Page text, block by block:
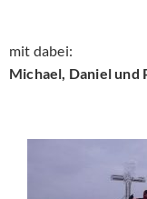
mit dabei:
Michael, Daniel und